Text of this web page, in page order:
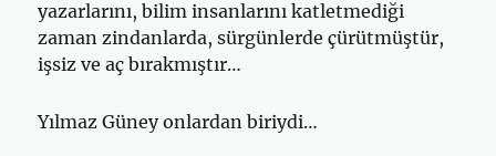
yazarlarını, bilim insanlarını katletmediği
zaman zindanlarda, sürgünlerde çürütmüştür,
işsiz ve aç bırakmıştır…
Yılmaz Güney onlardan biriydi…